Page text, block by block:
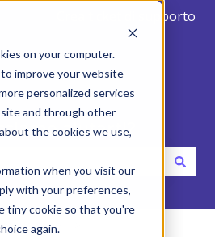
on your computer.
improve your website
personalized services
and through other
the cookies we use,
when you visit our
with your preferences,
tiny cookie so that you're
again.
Crea ticket di supporto
aiutarti?
perché il campo di
Pratiche